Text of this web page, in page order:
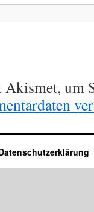
Akismet, um